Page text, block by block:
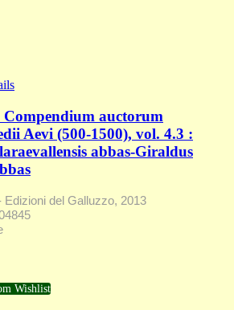
auctorum
Aevi (500-1500), vol. 4.3 :
abbas-Giraldus
Edizioni del Galluzzo, 2013
Wishlist